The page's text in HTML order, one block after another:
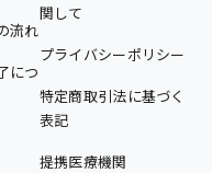
流れ
につ
関して
プライバシーポリシー
特定商取引法に基づく
表記
提携医療機関